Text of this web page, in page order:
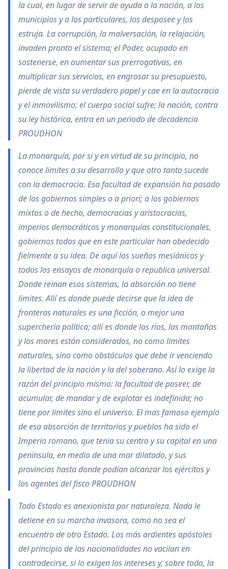
la cual, en lugar de servir de ayuda a la nación, a los
municipios y a los particulares, los desposee y los
estruja. La corrupción, la malversación, la relajación,
invaden pronto el sistema; el Poder, ocupado en
sostenerse, en aumentar sus prerrogativas, en
multiplicar sus servicios, en engrosar su presupuesto,
pierde de vista su verdadero papel y cae en la autocracia
y el inmovilismo; el cuerpo social sufre; la nación, contra
su ley histórica, entra en un periodo de decadencia
PROUDHON
La monarquía, por si y en virtud de su principio, no
conoce limites a su desarrollo y que otro tanto sucede
con la democracia. Esa facultad de expansión ha pasado
de los gobiernos simples o a priori; a los gobiernos
mixtos o de hecho, democracias y aristocracias,
imperios democráticos y monarquías constitucionales,
gobiernos todos que en este particular han obedecido
fielmente a su idea. De aquí los sueños mesiánicos y
todos los ensayos de monarquía o republica universal.
Donde reinan esos sistemas, la absorción no tiene
limites. Allí es donde puede decirse que la idea de
fronteras naturales es una ficción, o mejor una
superchería política; allí es donde los ríos, las montañas
y los mares están considerados, no como limites
naturales, sino como obstáculos que debe ir venciendo
la libertad de la nación y la del soberano. Así lo exige la
razón del principio mismo: la facultad de poseer, de
acumular, de mandar y de explotar es indefinida; no
tiene por limites sino el universo. El mas famoso ejemplo
de esa absorción de territorios y pueblos ha sido el
Imperio romano, que tenia su centro y su capital en una
península, en medio de una mar dilatado, y sus
provincias hasta donde podían alcanzar los ejércitos y
los agentes del fisco PROUDHON
Todo Estado es anexionista por naturaleza. Nada le
detiene en su marcha invasora, como no sea el
encuentro de otro Estado. Los más ardientes apóstoles
del principio de las nacionalidades no vacilan en
contradecirse, si lo exigen los intereses y, sobre todo, la